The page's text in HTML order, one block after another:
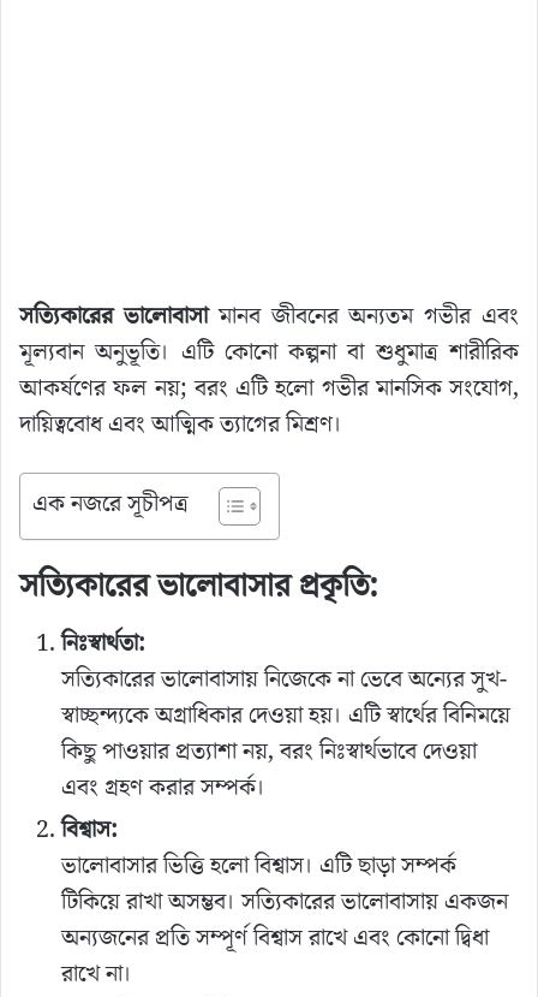
সত্যিকারের ভালোবাসামানব জীবনের অন্যতম গভীর এবং
মূল্যবান অনুভূতি। এটি কোনো কল্পনা বা শুধুমাত্র শারীরিক
আকর্ষণের ফল নয়; বরং এটি হলো গভীর মানসিক সংযোগ,
দায়িত্ববোধ এবং আত্মিক ত্যাগের মিশ্রণ।
এক নজরে সূচীপত্র
সত্যিকারের ভালোবাসার প্রকৃতি:
নিঃস্বার্থতা:
সত্যিকারের ভালোবাসায় নিজেকে না ভেবে অন্যের সুখ-
স্বাচ্ছন্দ্যকে অগ্রাধিকার দেওয়া হয়। এটি স্বার্থের বিনিময়ে
কিছু পাওয়ার প্রত্যাশা নয়, বরং নিঃস্বার্থভাবে দেওয়া
এবং গ্রহণ করার সম্পর্ক।
বিশ্বাস:
ভালোবাসার ভিত্তি হলো বিশ্বাস। এটি ছাড়া সম্পর্ক
টিকিয়ে রাখা অসম্ভব। সত্যিকারের ভালোবাসায় একজন
অন্যজনের প্রতি সম্পূর্ণ বিশ্বাস রাখে এবং কোনো দ্বিধা
রাখে না।